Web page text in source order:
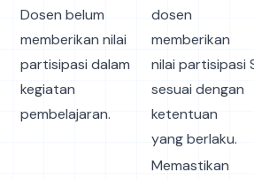
Dosen belum
memberikan nilai
partisipasi dalam
kegiatan
pembelajaran.
dosen
memberikan
nilai partisipasi
sesuai dengan
ketentuan
yang berlaku.
Memastikan